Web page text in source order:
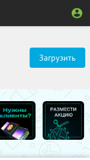
Загрузить